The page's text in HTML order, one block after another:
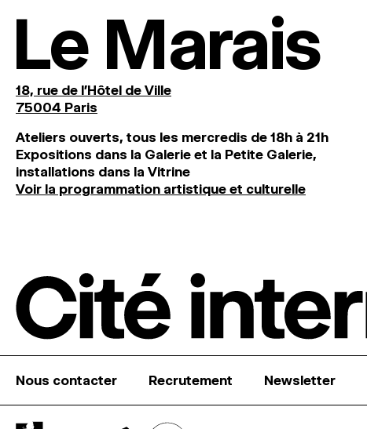
Le Marais
18, rue de l'Hôtel de Ville
75004 Paris
Ateliers ouverts, tous les mercredis de 18h à 21h
Expositions dans la Galerie et la Petite Galerie,
installations dans la Vitrine
Voir la programmation artistique et culturelle
Nous contacter Recrutement Newsletter